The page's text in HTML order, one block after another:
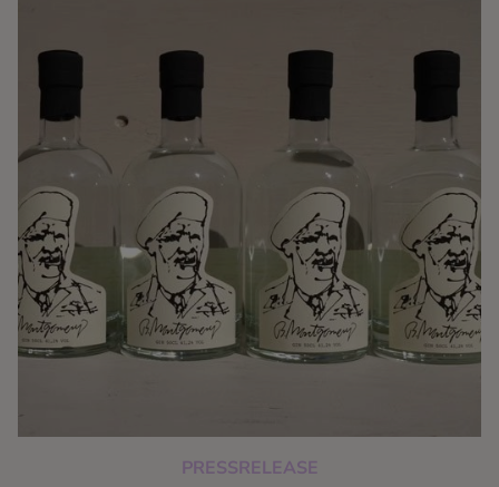
PRESSRELEASE